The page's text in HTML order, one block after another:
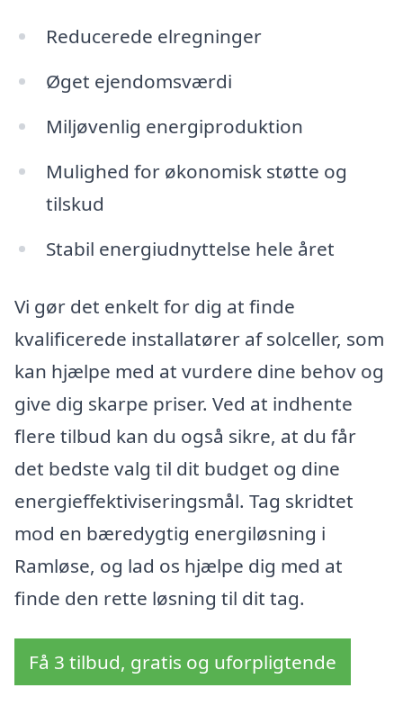
Reducerede elregninger
Øget ejendomsværdi
Miljøvenlig energiproduktion
Mulighed for økonomisk støtte og
tilskud
Stabil energiudnyttelse hele året
Vi gør det enkelt for dig at finde
kvalificerede installatører af solceller, som
kan hjælpe med at vurdere dine behov og
give dig skarpe priser. Ved at indhente
flere tilbud kan du også sikre, at du får
det bedste valg til dit budget og dine
energieffektiviseringsmål. Tag skridtet
mod en bæredygtig energiløsning i
Ramløse, og lad os hjælpe dig med at
finde den rette løsning til dit tag.
Få 3 tilbud, gratis og uforpligtende